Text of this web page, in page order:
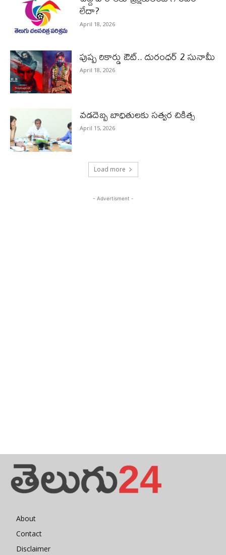
లేదా?
April 18, 2026
పుష్ప రికార్డు ఔట్‌.. దురంధ‌ర్ 2 సునామీ
April 18, 2026
వడదెబ్బ బాధితులకు సత్వర చికిత్స
April 15, 2026
Load more
- Advertisment -
About
Contact
Disclaimer